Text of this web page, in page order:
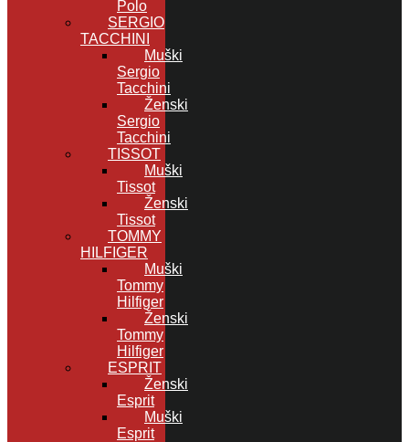
Polo
SERGIO
TACCHINI
Muški
Sergio
Tacchini
Ženski
Sergio
Tacchini
TISSOT
Muški
Tissot
Ženski
Tissot
TOMMY
HILFIGER
Muški
Tommy
Hilfiger
Ženski
Tommy
Hilfiger
ESPRIT
Ženski
Esprit
Muški
Esprit